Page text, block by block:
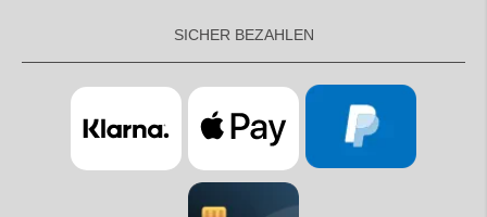
SICHER BEZAHLEN